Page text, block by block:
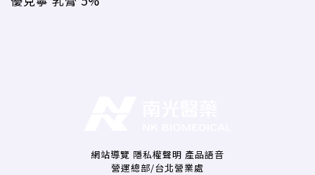
網站導覽 隱私權聲明 產品語音
營運總部/台北營業處